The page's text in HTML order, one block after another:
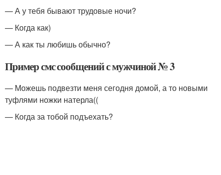
— А у тебя бывают трудовые ночи?
— Когда как)
— А как ты любишь обычно?
Пример смс сообщений с мужчиной № 3
— Можешь подвезти меня сегодня домой, а то новыми
туфлями ножки натерла((
— Когда за тобой подъехать?